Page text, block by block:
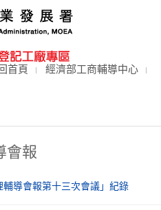
首頁 經濟部工商輔導中心
會報
導會報第十三次會議」紀錄